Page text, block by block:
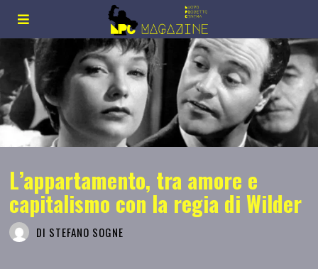
L’appartamento, tra amore e
capitalismo con la regia di Wilder
DI STEFANO SOGNE